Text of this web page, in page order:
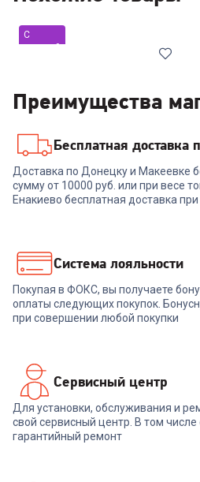
С
уценкой
Блендер ZELMER ZHB6000
(УЦЕНКА!!!)
1 669₽
В корзину
Преимущества
Бесплатная доставка
Доставка по Донецку и Макеевке
сумму от 10000 руб. или при весе
Енакиево бесплатная доставка
Система лояльности
Покупая в ФОКС, вы получаете
оплаты следующих покупок.
при совершении любой покупки
Сервисный центр
Для установки, обслуживания и
свой сервисный центр. В том
гарантийный ремонт